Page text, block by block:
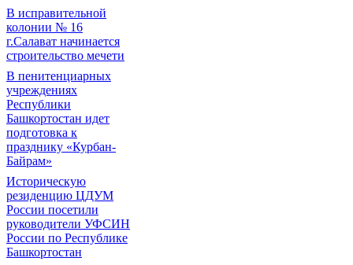
В исправительной
колонии № 16
г.Салават начинается
строительство мечети
В пенитенциарных
учреждениях
Республики
Башкортостан идет
подготовка к
празднику «Курбан-
Байрам»
Историческую
резиденцию ЦДУМ
России посетили
руководители УФСИН
России по Республике
Башкортостан